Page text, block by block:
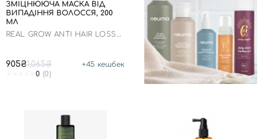
ЗМІЦНЮЮЧА МАСКА ВІД
ВИПАДІННЯ ВОЛОССЯ, 200
МЛ
REAL GROW ANTI HAIR LOSS
905₴1,065₴ +45 кешбек
0 (0)